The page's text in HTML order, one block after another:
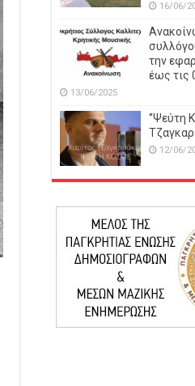
16/06/
την
έως τις
13/06/2025
‘’Ψεύτη
12/06/